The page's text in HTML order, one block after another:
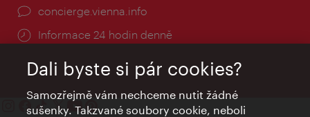
concierge.vienna.info
Informace 24 hodin denně
Dali byste si pár cookies?
Samozřejmě vám nechceme nutit žádné
sušenky. Takzvané soubory cookie, neboli